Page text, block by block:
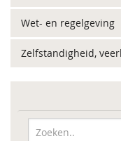
Wet- en regelgeving
Zelfstandigheid,